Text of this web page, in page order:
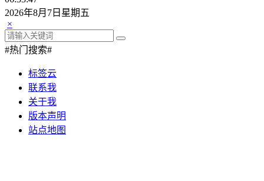
2026年8月7日星期五
×
#热门搜索#
标签云
联系我
关于我
版本声明
站点地图